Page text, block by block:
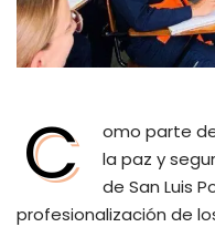
C
omo parte
la paz y
de San Luis
profesionalización de